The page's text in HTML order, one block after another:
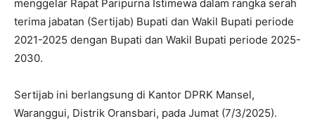
menggelar Rapat Paripurna Istimewa dalam rangka serah
terima jabatan (Sertijab) Bupati dan Wakil Bupati periode
2021-2025 dengan Bupati dan Wakil Bupati periode 2025-
2030.
Sertijab ini berlangsung di Kantor DPRK Mansel,
Waranggui, Distrik Oransbari, pada Jumat (7/3/2025).